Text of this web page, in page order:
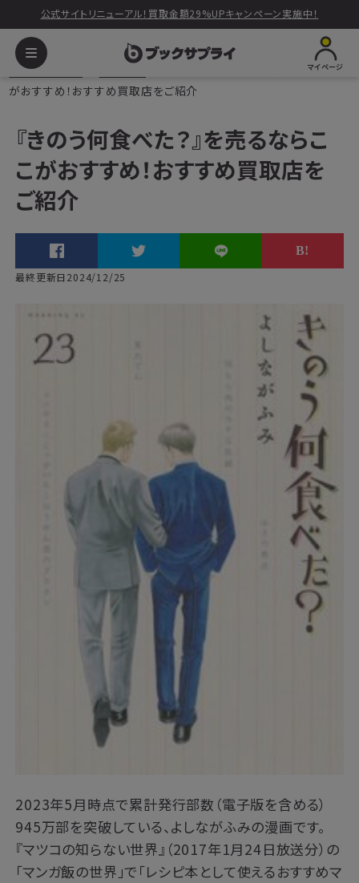
公式サイトリニューアル！買取金額29%UPキャンペーン実施中！
マイページ
ブックサプライ
『きのう何食べた？』を売るならここ
がおすすめ！おすすめ買取店をご紹介
『きのう何食べた？』を売るならこ
こがおすすめ！おすすめ買取店を
ご紹介
最終更新日2024/12/25
2023年5月時点で累計発行部数（電子版を含める）
945万部を突破している、よしながふみの漫画です。
『マツコの知らない世界』（2017年1月24日放送分）の
「マンガ飯の世界」で「レシピ本として使えるおすすめマ